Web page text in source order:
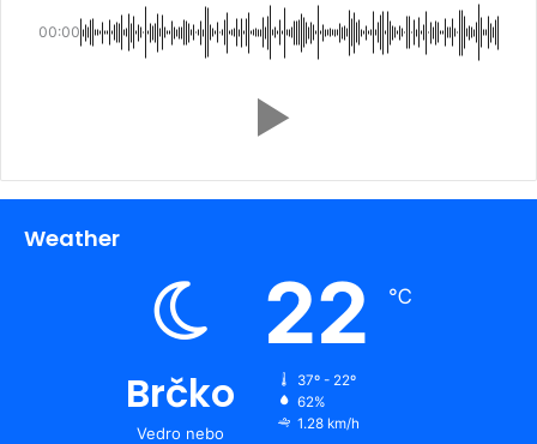
00:00
Weather
Brčko
Vedro nebo
22 ℃
37º - 22º
62%
1.28 km/h